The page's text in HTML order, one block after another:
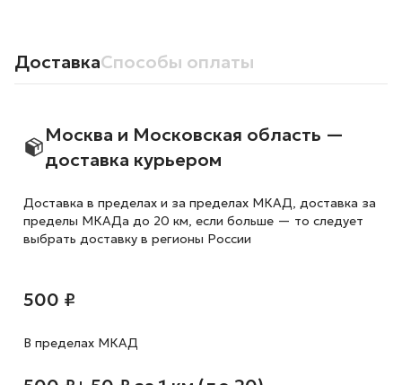
ДоставкаСпособы оплаты
Москва и Московская область —
доставка курьером
Доставка в пределах и за пределах МКАД, доставка за
пределы МКАДа до 20 км, если больше — то следует
выбрать доставку в регионы России
500 ₽
В пределах МКАД